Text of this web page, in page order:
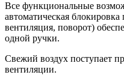
Все функциональные
автоматическая
вентиляция, поворот)
одной ручки.
Свежий воздух поступает
вентиляции.